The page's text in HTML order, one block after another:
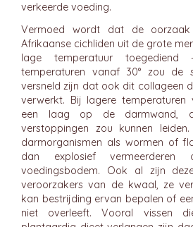
verkeerde voeding.
Vermoed wordt dat de oorzaak
Afrikaanse cichliden uit de grote
lage temperatuur toegediend
temperaturen vanaf 30° zou de
versneld zijn dat ook dit collageen
verwerkt. Bij lagere temperaturen
een laag op de darmwand,
verstoppingen zou kunnen
darmorganismen als wormen of
dan explosief vermeerderen
voedingsbodem. Ook al zijn
veroorzakers van de kwaal, ze
kan bestrijding ervan bepalen of
niet overleeft. Vooral vissen